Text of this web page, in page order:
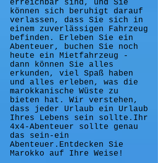
erreichbar sind, und Sie
können sich beruhigt darauf
verlassen, dass Sie sich in
einem zuverlässigen Fahrzeug
befinden. Erleben Sie ein
Abenteuer, buchen Sie noch
heute ein Mietfahrzeug -
dann können Sie alles
erkunden, viel Spaß haben
und alles erleben, was die
marokkanische Wüste zu
bieten hat. Wir verstehen,
dass jeder Urlaub ein Urlaub
Ihres Lebens sein sollte.Ihr
4x4-Abenteuer sollte genau
das sein-ein
Abenteuer.Entdecken Sie
Marokko auf Ihre Weise!